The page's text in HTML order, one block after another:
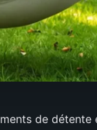
de détente